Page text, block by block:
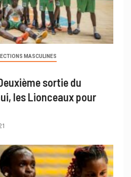
MASCULINES
sortie du
les Lionceaux pour